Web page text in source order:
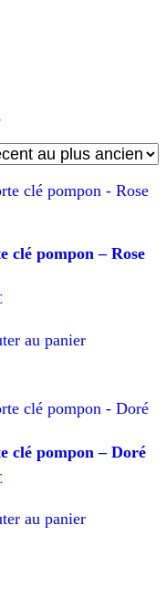
Trié
plus
au
clé pompon – Rose
au panier
clé pompon – Doré
au panier